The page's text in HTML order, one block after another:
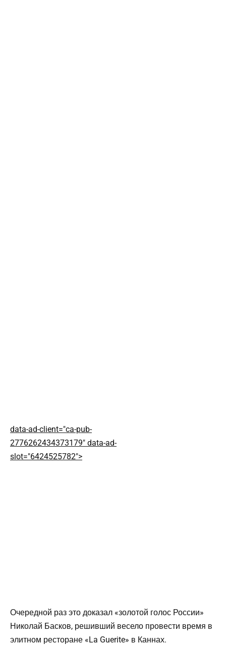
data-ad-client="ca-pub-
2776262434373179" data-ad-
slot="6424525782">
Очередной раз это доказал «золотой голос России»
Николай Басков, решивший весело провести время в
элитном ресторане «La Guerite» в Каннах.